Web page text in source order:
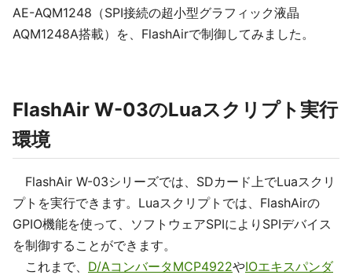
AE-AQM1248（SPI接続の超小型グラフィック液晶
AQM1248A搭載）を、FlashAirで制御してみました。
FlashAir W-03のLuaスクリプト実行
環境
FlashAir W-03シリーズでは、SDカード上でLuaスクリ
プトを実行できます。Luaスクリプトでは、FlashAirの
GPIO機能を使って、ソフトウェアSPIによりSPIデバイス
を制御することができます。
これまで、 D/AコンバータMCP4922やIOエキスパンダ